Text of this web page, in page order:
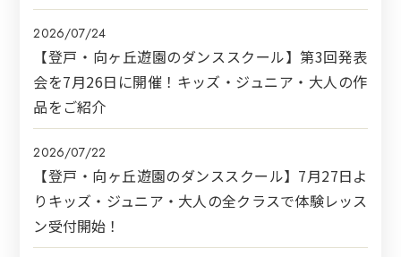
2026/07/24
【登戸・向ヶ丘遊園のダンススクール】第3回発表
会を7月26日に開催！キッズ・ジュニア・大人の作
品をご紹介
2026/07/22
【登戸・向ヶ丘遊園のダンススクール】7月27日よ
りキッズ・ジュニア・大人の全クラスで体験レッス
ン受付開始！